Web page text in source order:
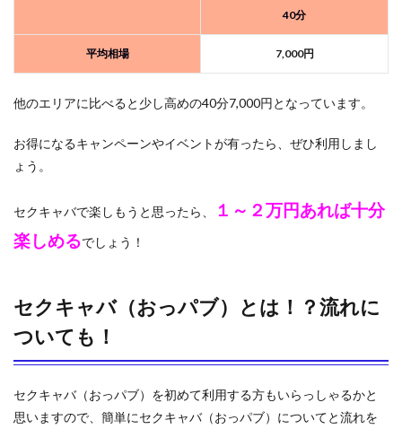
40分
平均相場 7,000円
他のエリアに比べると少し高めの40分7,000円となっています。
お得になるキャンペーンやイベントが有ったら、ぜひ利用しまし
ょう。
セクキャバで楽しもうと思ったら、 １～２万円あれば十分
楽しめるでしょう！
セクキャバ（おっパブ）とは！？流れに
ついても！
セクキャバ（おっパブ）を初めて利用する方もいらっしゃるかと
思いますので、簡単にセクキャバ（おっパブ）についてと流れを